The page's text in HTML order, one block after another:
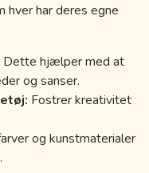
hver har deres egne
Dette hjælper med at
og sanser.
Fostrer kreativitet
og kunstmaterialer